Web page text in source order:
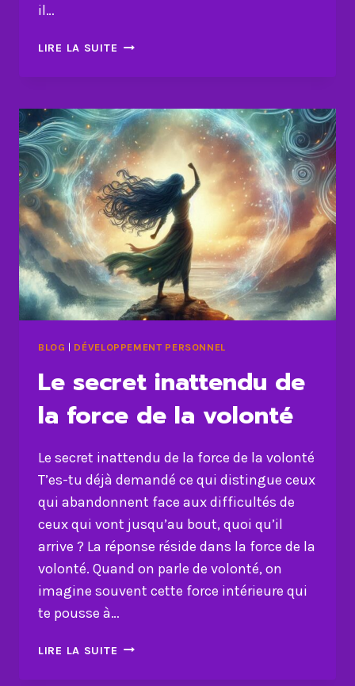
il…
LIRE LA SUITE COMMENT
RÊVES
UNE
RÉALITÉ-6
CLÉS
ANTI-
OBSTACLES
BLOG | DÉVELOPPEMENT PERSONNEL
Le secret inattendu de
la force de la volonté
Le secret inattendu de la force de la volonté
T’es-tu déjà demandé ce qui distingue ceux
qui abandonnent face aux difficultés de
ceux qui vont jusqu’au bout, quoi qu’il
arrive ? La réponse réside dans la force de la
volonté. Quand on parle de volonté, on
imagine souvent cette force intérieure qui
te pousse à…
LIRE LA SUITE LE